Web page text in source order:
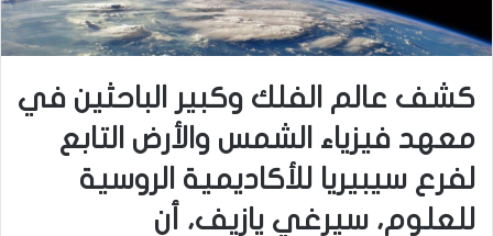
كشف عالم الفلك وكبير الباحثين في
معهد فيزياء الشمس والأرض التابع
لفرع سيبيريا للأكاديمية الروسية
للعلوم، سيرغي يازيف، أن